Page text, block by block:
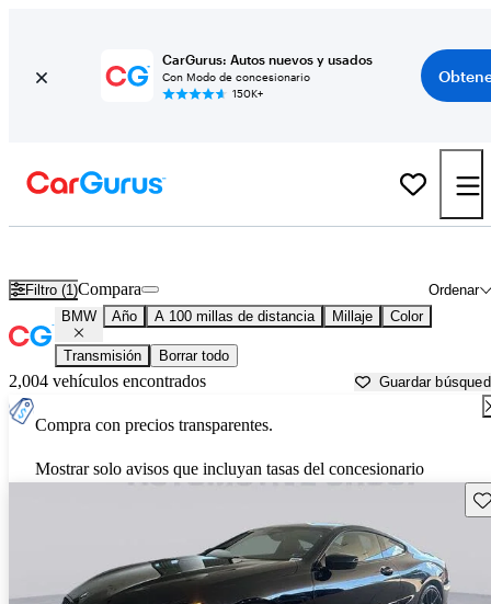
CarGurus: Autos nuevos y usados
Con Modo de concesionario
150K+
Filtro (1) Ordenar
Compara
BMW Año A 100 millas de distancia Millaje Color
Transmisión Borrar todo
2,004 vehículos encontrados Guardar
Compra con precios transparentes.
Mostrar solo avisos que incluyan tasas del concesionario